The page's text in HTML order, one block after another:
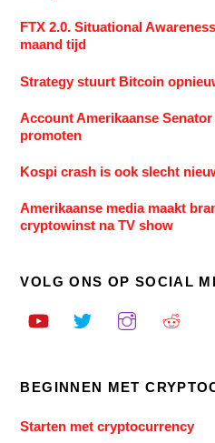
FTX 2.0. Situational
maand tijd
Strategy stuurt Bitcoin
Account Amerikaanse
promoten
Kospi crash is ook slecht
Amerikaanse media maakt
cryptowinst na TV show
VOLG ONS OP SOCIAL
BEGINNEN MET
Starten met cryptocurrency